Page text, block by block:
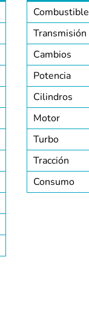
Combustible
Transmisión
Cambios
Potencia
Cilindros
Motor
Turbo
Tracción
Consumo